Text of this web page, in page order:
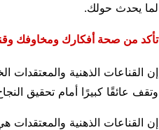
لما يحدث حولك.
تأكد من صحة أفكارك ومخاوفك
إن القناعات الذهنية والمعتقدات
وتقف عائقًا كبيرًا أمام تحقيق
إن القناعات الذهنية